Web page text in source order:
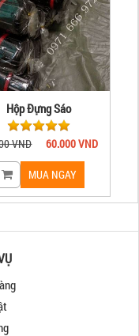
Hộp Đựng Sáo
VND 60.000 VND